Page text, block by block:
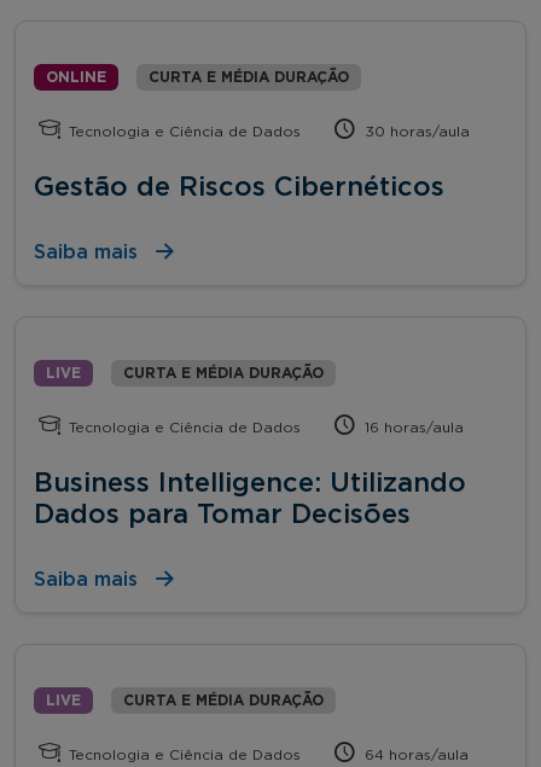
ONLINE CURTA E MÉDIA DURAÇÃO
Tecnologia e Ciência de Dados 30 horas/aula
Gestão de Riscos Cibernéticos
Saiba mais
LIVE CURTA E MÉDIA DURAÇÃO
Tecnologia e Ciência de Dados 16 horas/aula
Business Intelligence: Utilizando
Dados para Tomar Decisões
Saiba mais
LIVE CURTA E MÉDIA DURAÇÃO
Tecnologia e Ciência de Dados 64 horas/aula